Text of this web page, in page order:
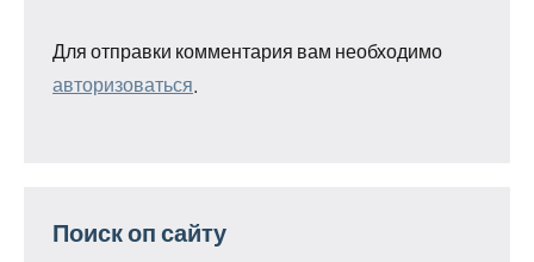
Для отправки комментария вам необходимо
авторизоваться
Поиск оп сайту